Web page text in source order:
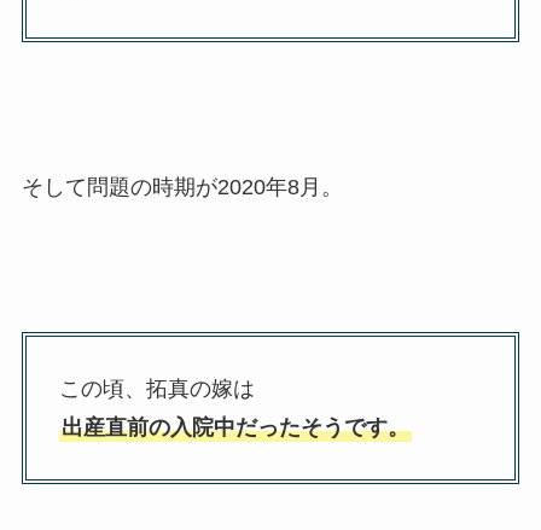
そして問題の時期が2020年8月。
この頃、拓真の嫁は
出産直前の入院中だったそうです。